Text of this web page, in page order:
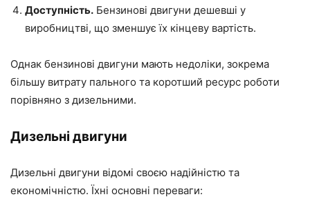
Доступність. Бензинові двигуни дешевші у
виробництві, що зменшує їх кінцеву вартість.
Однак бензинові двигуни мають недоліки, зокрема
більшу витрату пального та коротший ресурс роботи
порівняно з дизельними.
Дизельні двигуни
Дизельні двигуни відомі своєю надійністю та
економічністю. Їхні основні переваги: